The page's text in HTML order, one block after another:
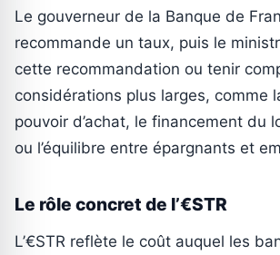
Le gouverneur de la Banque de
recommande un taux, puis le
cette recommandation ou tenir
considérations plus larges, comme
pouvoir d’achat, le financement du
ou l’équilibre entre épargnants et
Le rôle concret de l’€STR
L’€STR reflète le coût auquel les